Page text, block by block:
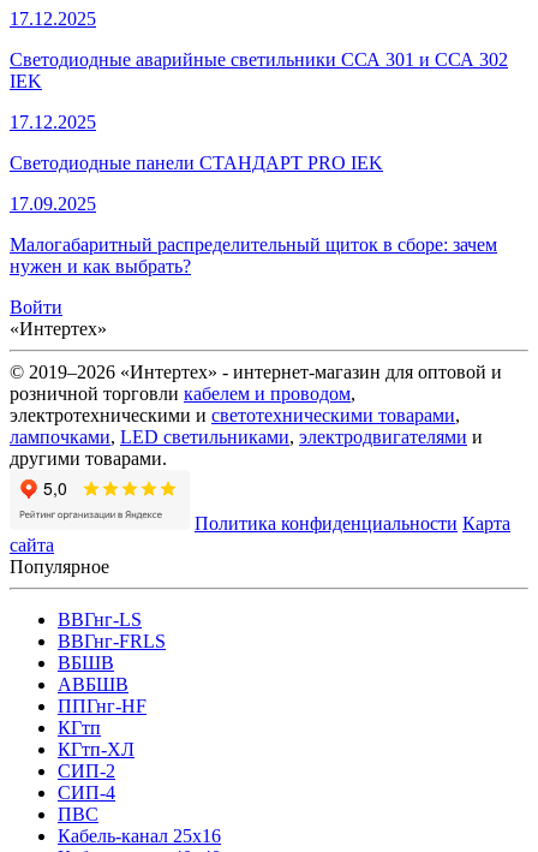
17.12.2025
Светодиодные аварийные светильники ССА 301 и ССА 302
IEK
17.12.2025
Светодиодные панели СТАНДАРТ PRO IEK
17.09.2025
Малогабаритный распределительный щиток в сборе: зачем
нужен и как выбрать?
Войти
«Интертех»
© 2019–2026 «Интертех» - интернет-магазин для оптовой и
розничной торговли кабелем и проводом,
электротехническими и светотехническими товарами,
лампочками, LED светильниками, электродвигателями и
другими товарами.
Политика конфиденциальности Карта
сайта
Популярное
ВВГнг-LS
ВВГнг-FRLS
ВБШВ
АВБШВ
ППГнг-HF
КГтп
КГтп-ХЛ
СИП-2
СИП-4
ПВС
Кабель-канал 25х16